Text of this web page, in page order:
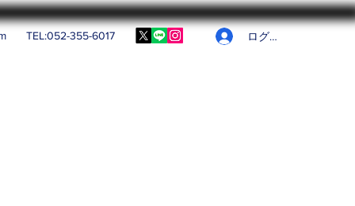
TEL:052-355-6017 ログイン